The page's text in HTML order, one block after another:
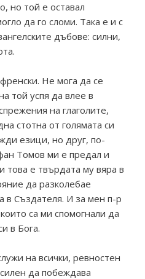
но той е оставал
да го сломи. Така е и с
дъбове: силни,
Не мога да се
той успя да влее в
на глаголите,
стотна от голямата си
езици, но друг, по-
Томов ми е предал и
това е твърдата му вяра в
да разколебае
в Създателя. И за мен п-р
са ми спомогнали да
в Бога.
на всички, ревностен
да побеждава